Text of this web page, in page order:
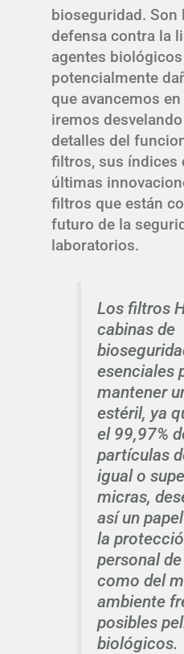
bioseguridad. Son
defensa contra la
agentes
potencialmente
que avancemos
iremos
detalles del
filtros, sus índices
últimas
filtros que están
futuro de la
laboratorios.
Los filtros
cabinas de
esenciales
mantener
estéril, ya
el 99,97%
partículas
igual o
micras,
así un
la
personal
como del
ambiente
posibles
biológicos.